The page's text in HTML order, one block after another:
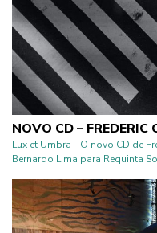
NOVO CD – FREDERIC
Lux et Umbra - O novo CD de
Bernardo Lima para Requinta